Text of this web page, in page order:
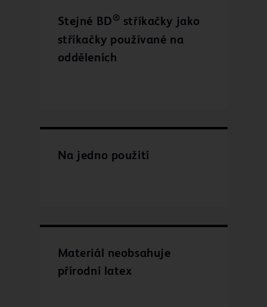
Stejné BD ® stříkačky jako
stříkačky používané na
odděleních
Na jedno použití
Materiál neobsahuje
přírodní latex